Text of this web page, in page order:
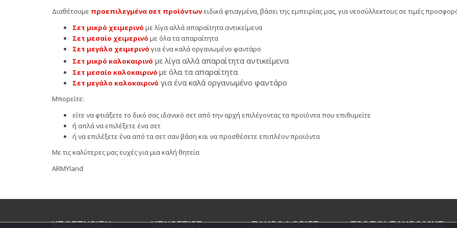
Διαθέτουμε προεπιλεγμένα σετ προϊόντων ειδικά φτιαγμένα, βάσει της εμπειρίας μας, για νεοσύλλεκτους σε τιμές
Σετ μικρό χειμερινό με λίγα αλλά απαραίτητα αντικείμενα
Σετ μεσαίο χειμερινό με όλα τα απαραίτητα
Σετ μεγάλο χειμερινό για ένα καλά οργανωμένο φαντάρο
Σετ μικρό καλοκαιρινό με λίγα αλλά απαραίτητα αντικείμενα
Σετ μεσαίο καλοκαιρινό με όλα τα απαραίτητα
Σετ μεγάλο καλοκαιρινό για ένα καλά οργανωμένο φαντάρο
Μπορείτε:
είτε να φτιάξετε το δικό σας ιδανικό σετ από την αρχή επιλέγοντας τα προϊόντα που επιθυμείτε
ή απλά να επιλέξετε ένα σετ
ή να επιλέξετε ένα από τα σετ σαν βάση και να προσθέσετε επιπλέον προϊόντα
Με τις καλύτερες μας ευχές για μια καλή θητεία
ARMYland
ΥΠΟΣΤΗΡΙΞΗ ΥΠΗΡΕΣΙΕΣ ΠΛΗΡΟΦΟΡΙΕΣ ΤΡΟΠΟΙ ΠΛΗΡΩΜΗΣ